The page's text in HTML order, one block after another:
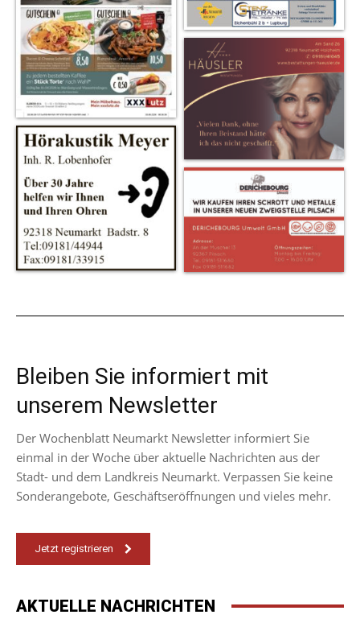
Bleiben Sie informiert mit
unserem Newsletter
Der Wochenblatt Neumarkt Newsletter informiert Sie
einmal in der Woche über aktuelle Nachrichten aus der
Stadt- und dem Landkreis Neumarkt. Verpassen Sie keine
Sonderangebote, Geschäftseröffnungen und vieles mehr.
Jetzt registrieren
AKTUELLE NACHRICHTEN